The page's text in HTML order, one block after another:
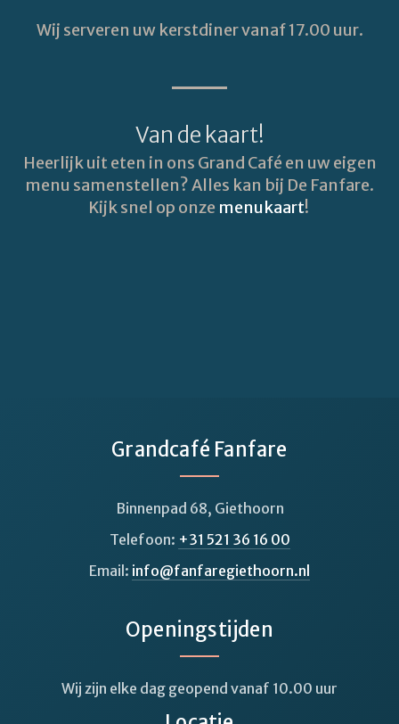
Wij serveren uw kerstdiner vanaf 17.00 uur.
Van de kaart!
Heerlijk uit eten in ons Grand Café en uw eigen
menu samenstellen? Alles kan bij De Fanfare.
Kijk snel op onze menukaart!
Grandcafé Fanfare
Binnenpad 68, Giethoorn
Telefoon: +31 521 36 16 00
Email: info@fanfaregiethoorn.nl
Openingstijden
Wij zijn elke dag geopend vanaf 10.00 uur